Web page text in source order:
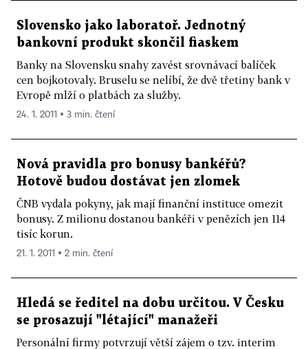
Slovensko jako laboratoř. Jednotný
bankovní produkt skončil fiaskem
Banky na Slovensku snahy zavést srovnávací balíček
cen bojkotovaly. Bruselu se nelíbí, že dvě třetiny bank v
Evropě mlží o platbách za služby.
24. 1. 2011 ▪ 3 min. čtení
Nová pravidla pro bonusy bankéřů?
Hotově budou dostávat jen zlomek
ČNB vydala pokyny, jak mají finanční instituce omezit
bonusy. Z milionu dostanou bankéři v penězích jen 114
tisíc korun.
21. 1. 2011 ▪ 2 min. čtení
Hledá se ředitel na dobu určitou. V Česku
se prosazují "létající" manažeři
Personální firmy potvrzují větší zájem o tzv. interim